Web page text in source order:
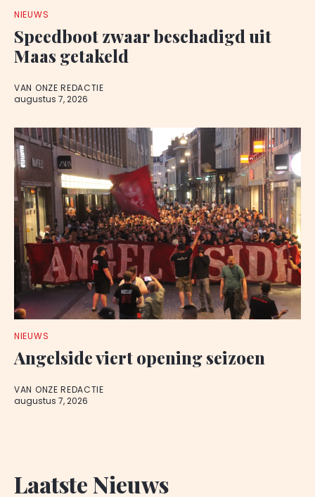
NIEUWS
Speedboot zwaar beschadigd uit
Maas getakeld
VAN ONZE REDACTIE
augustus 7, 2026
NIEUWS
Angelside viert opening seizoen
VAN ONZE REDACTIE
augustus 7, 2026
Laatste Nieuws